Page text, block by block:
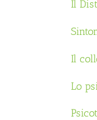
Il
Il
Lo